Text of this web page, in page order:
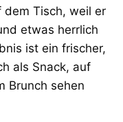
dem Tisch, weil er
etwas herrlich
ist ein frischer,
als Snack, auf
Brunch sehen